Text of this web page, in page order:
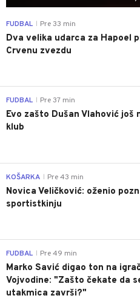
FUDBAL Pre 33 min
Dva velika udarca za Hapoel
Crvenu zvezdu
FUDBAL Pre 37 min
Evo zašto Dušan Vlahović još
klub
KOŠARKA Pre 43 min
Novica Veličković: oženio
sportistkinju
FUDBAL Pre 49 min
Marko Savić digao ton na
Vojvodine: "Zašto čekate da
utakmica završi?"